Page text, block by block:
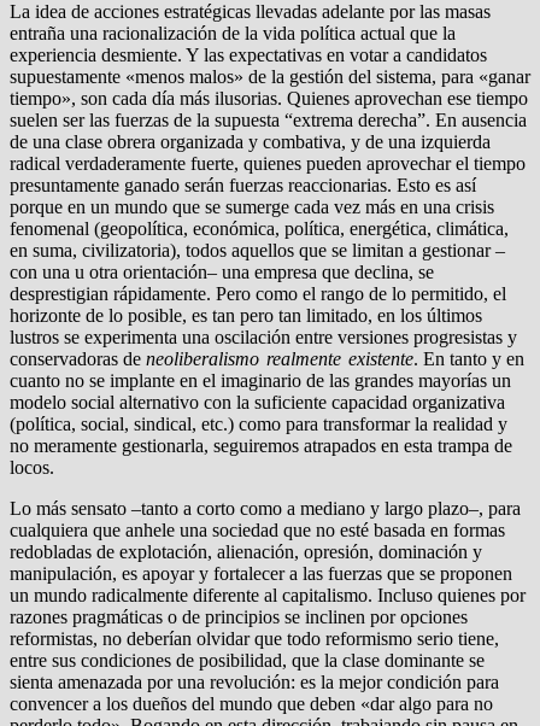
La idea de acciones estratégicas llevadas adelante por las masas
entraña una racionalización de la vida política actual que la
experiencia desmiente. Y las expectativas en votar a candidatos
supuestamente «menos malos» de la gestión del sistema, para «ganar
tiempo», son cada día más ilusorias. Quienes aprovechan ese tiempo
suelen ser las fuerzas de la supuesta “extrema derecha”. En ausencia
de una clase obrera organizada y combativa, y de una izquierda
radical verdaderamente fuerte, quienes pueden aprovechar el tiempo
presuntamente ganado serán fuerzas reaccionarias. Esto es así
porque en un mundo que se sumerge cada vez más en una crisis
fenomenal (geopolítica, económica, política, energética, climática,
en suma, civilizatoria), todos aquellos que se limitan a gestionar –
con una u otra orientación– una empresa que declina, se
desprestigian rápidamente. Pero como el rango de lo permitido, el
horizonte de lo posible, es tan pero tan limitado, en los últimos
lustros se experimenta una oscilación entre versiones progresistas y
conservadoras de neoliberalismo realmente existente. En tanto y en
cuanto no se implante en el imaginario de las grandes mayorías un
modelo social alternativo con la suficiente capacidad organizativa
(política, social, sindical, etc.) como para transformar la realidad y
no meramente gestionarla, seguiremos atrapados en esta trampa de
locos.
Lo más sensato –tanto a corto como a mediano y largo plazo–, para
cualquiera que anhele una sociedad que no esté basada en formas
redobladas de explotación, alienación, opresión, dominación y
manipulación, es apoyar y fortalecer a las fuerzas que se proponen
un mundo radicalmente diferente al capitalismo. Incluso quienes por
razones pragmáticas o de principios se inclinen por opciones
reformistas, no deberían olvidar que todo reformismo serio tiene,
entre sus condiciones de posibilidad, que la clase dominante se
sienta amenazada por una revolución: es la mejor condición para
convencer a los dueños del mundo que deben «dar algo para no